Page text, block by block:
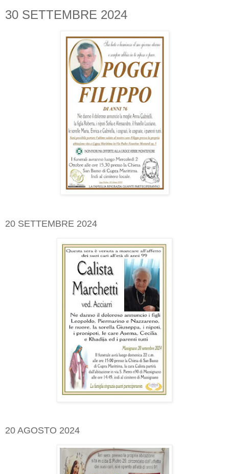
30 SETTEMBRE 2024
20 SETTEMBRE 2024
20 AGOSTO 2024